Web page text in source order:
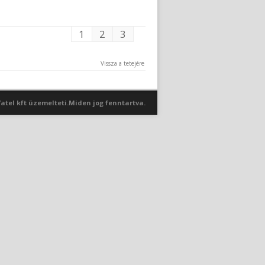
1 2 3
Vissza a tetejére
kft üzemelteti.Miden jog fenntartva.